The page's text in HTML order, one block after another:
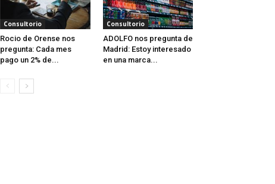
Consultorio
Rocio de Orense nos
pregunta: Cada mes
pago un 2% de...
Consultorio
ADOLFO nos pregunta de
Madrid: Estoy interesado
en una marca...